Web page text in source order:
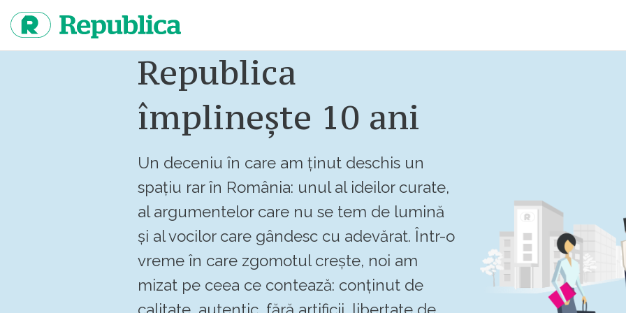
continut
Republica
împlinește 10 ani
Un deceniu în care am ținut deschis un
spațiu rar în România: unul al ideilor curate,
al argumentelor care nu se tem de lumină
și al vocilor care gândesc cu adevărat. Într-o
vreme în care zgomotul crește, noi am
mizat pe ceea ce contează: conținut de